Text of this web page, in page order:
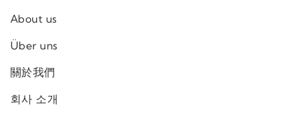
About us
Über uns
關於我們
회사 소개